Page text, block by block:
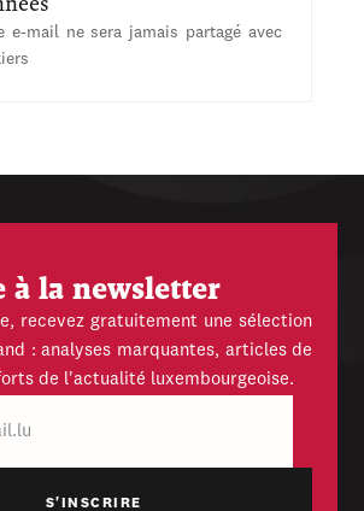
e-mail ne sera jamais partagé avec
à la newsletter
recevez gratuitement une sélection
: analyses marquantes, articles de
de l'actualité luxembourgeoise.